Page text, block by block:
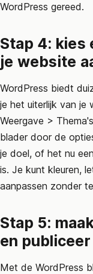
WordPress gereed.
Stap 4: kies
je website
WordPress biedt
je het uiterlijk van je
Weergave >
blader door de
je doel, of het nu
is. Je kunt kleuren,
aanpassen zonder
Stap 5:
en publiceer
Met de WordPress